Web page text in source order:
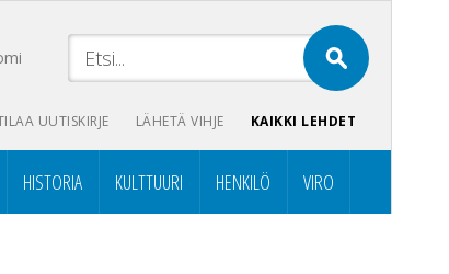
UUTISKIRJE LÄHETÄ VIHJE KAIKKI LEHDET
HISTORIA KULTTUURI HENKILÖ VIRO